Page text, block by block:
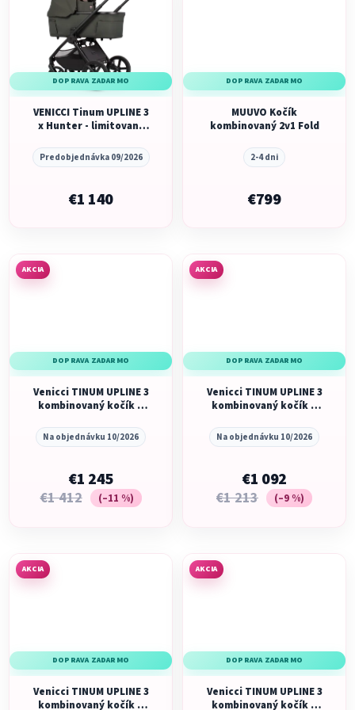
DOPRAVA ZADARMO
VENICCI Tinum UPLINE 3
x Hunter - limitovaná
Predobjednávka 09/2026
€1 140
DOPRAVA ZADARMO
MUUVO Kočík
kombinovaný 2v1 Fold
2-4 dni
€799
AKCIA
DOPRAVA ZADARMO
Venicci TINUM UPLINE 3
kombinovaný kočík +
Level™ Pro so
základňou i-Base™
TRUFFLE
Na objednávku 10/2026
€1 245
€1 412 (–11 %)
AKCIA
DOPRAVA ZADARMO
Venicci TINUM UPLINE 3
kombinovaný kočík +
Level™ Pro, TRUFFLE
Na objednávku 10/2026
€1 092
€1 213 (–9 %)
AKCIA
DOPRAVA ZADARMO
Venicci TINUM UPLINE 3
kombinovaný kočík +
AKCIA
DOPRAVA ZADARMO
Venicci TINUM UPLINE 3
kombinovaný kočík +